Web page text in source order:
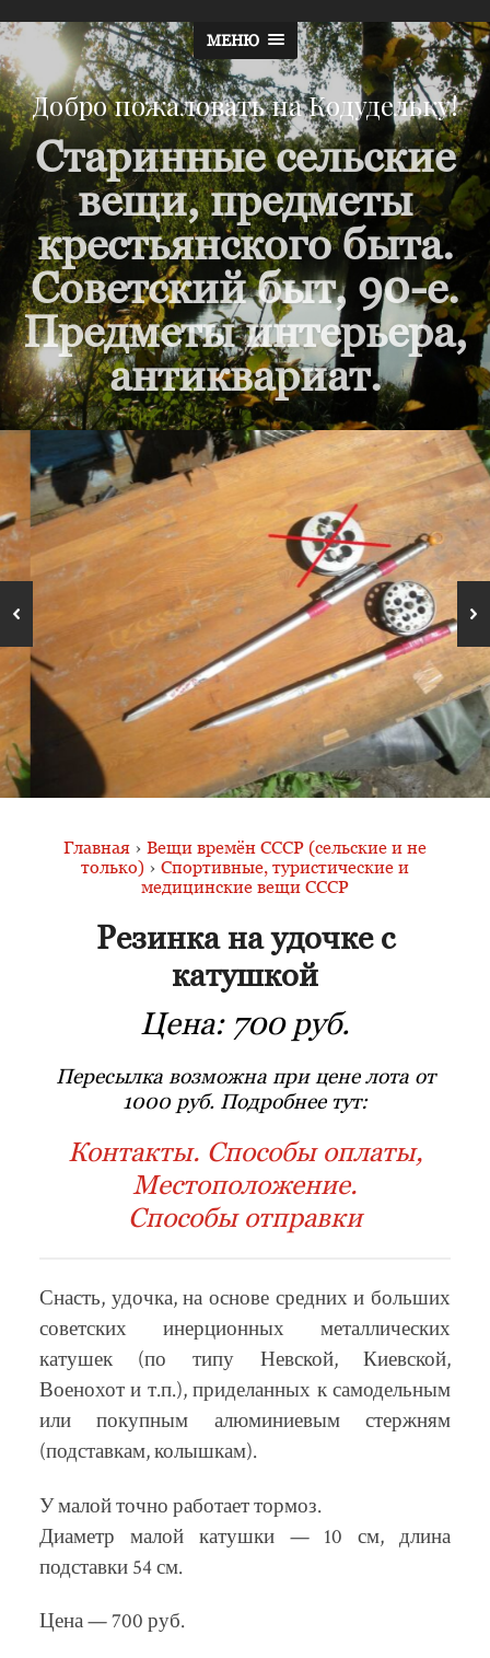
МЕНЮ
Добро пожаловать на Кодудельку!
Старинные сельские
вещи, предметы
крестьянского быта.
Советский быт, 90-е.
Предметы интерьера,
антиквариат.
Главная › Вещи времён СССР (сельские и не
только) › Спортивные, туристические и
медицинские вещи СССР
Резинка на удочке с
катушкой
Цена: 700 руб.
Пересылка возможна при цене лота от
1000 руб. Подробнее тут:
Контакты. Способы оплаты,
Местоположение.
Способы отправки
Снасть, удочка, на основе средних и больших
советских инерционных металлических
катушек (по типу Невской, Киевской,
Военохот и т.п.), приделанных к самодельным
или покупным алюминиевым стержням
(подставкам, колышкам).
У малой точно работает тормоз.
Диаметр малой катушки — 10 см, длина
подставки 54 см.
Цена — 700 руб.